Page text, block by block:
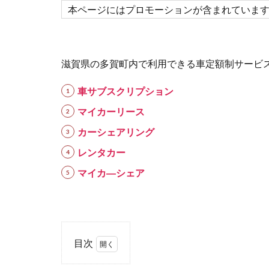
本ページにはプロモーションが含まれています
滋賀県の多賀町内で利用できる車定額制サービ
車サブスクリプション
マイカーリース
カーシェアリング
レンタカー
マイカ―シェア
目次